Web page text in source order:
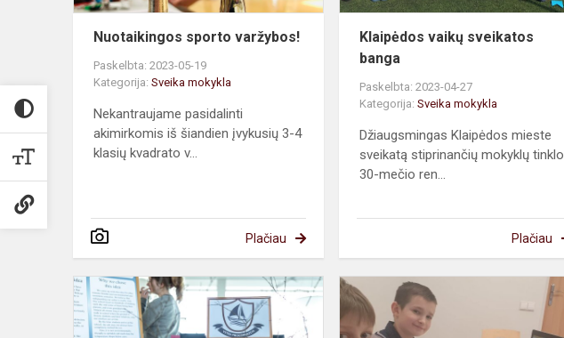
Nuotaikingos sporto varžybos!
Paskelbta: 2023-05-19
Kategorija: Sveika mokykla
Nekantraujame pasidalinti
akimirkomis iš šiandien įvykusių 3-4
klasių kvadrato v...
Plačiau
Klaipėdos vaikų sveikatos
banga
Paskelbta: 2023-04-27
Kategorija:Sveika mokykla
Džiaugsmingas Klaipėdos mieste
sveikatą stiprinančių mokyklų tinklo
30-mečio ren...
Plačiau
Tarptautinis
konkursas
,,Think